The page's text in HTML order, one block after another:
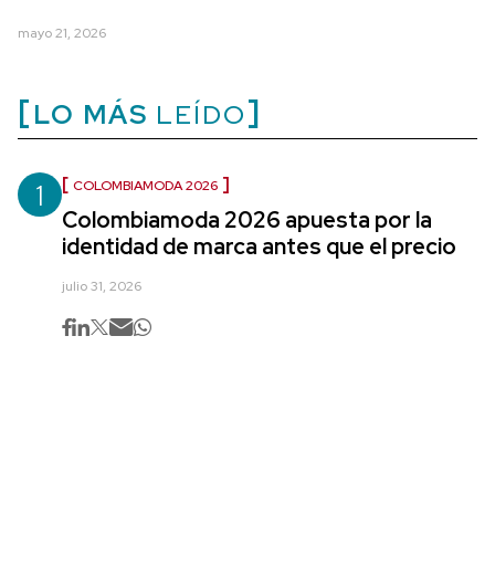
mayo 21, 2026
LO MÁS LEÍDO
1 COLOMBIAMODA 2026
Colombiamoda 2026 apuesta por la
identidad de marca antes que el precio
julio 31, 2026